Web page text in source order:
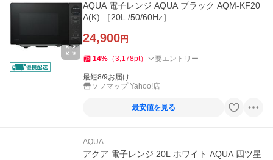
AQUA 電子レンジ AQUA ブラック AQM-KF20
A(K) ［20L /50/60Hz］
24,900円
14% （3,178pt） 要エントリー
最短8/9お届け
ソフマップ Yahoo!店
最安値を見る
AQUA
アクア 電子レンジ 20L ホワイト AQUA 四ツ星